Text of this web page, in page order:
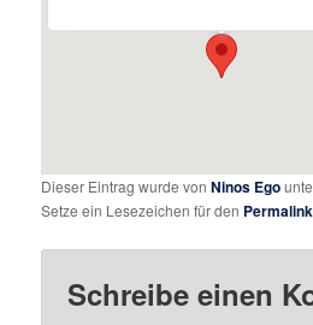
Dieser Eintrag wurde vonNinos Ego
Setze ein Lesezeichen für den Permalink
Schreibe einen